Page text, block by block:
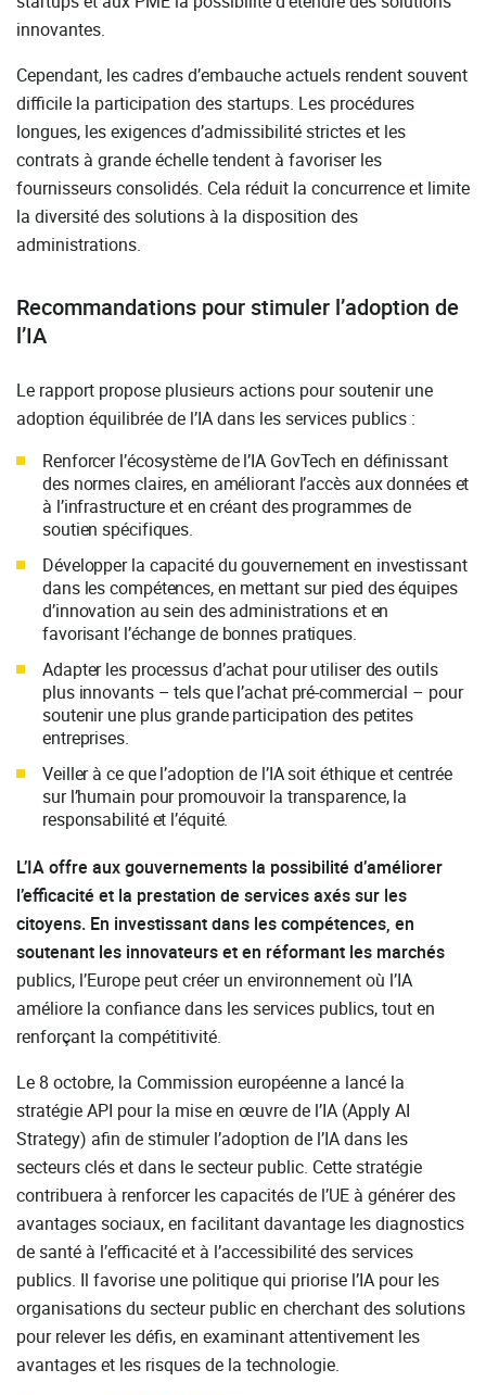
innovantes.
Cependant, les cadres d’embauche actuels rendent souvent
difficile la participation des startups. Les procédures
longues, les exigences d’admissibilité strictes et les
contrats à grande échelle tendent à favoriser les
fournisseurs consolidés. Cela réduit la concurrence et limite
la diversité des solutions à la disposition des
administrations.
Recommandations pour stimuler l’adoption de
l’IA
Le rapport propose plusieurs actions pour soutenir une
adoption équilibrée de l’IA dans les services publics :
Renforcer l’écosystème de l’IA GovTech en définissant
des normes claires, en améliorant l’accès aux données et
à l’infrastructure et en créant des programmes de
soutien spécifiques.
Développer la capacité du gouvernement en investissant
dans les compétences, en mettant sur pied des équipes
d’innovation au sein des administrations et en
favorisant l’échange de bonnes pratiques.
Adapter les processus d’achat pour utiliser des outils
plus innovants – tels que l’achat pré-commercial – pour
soutenir une plus grande participation des petites
entreprises.
Veiller à ce que l’adoption de l’IA soit éthique et centrée
sur l’humain pour promouvoir la transparence, la
responsabilité et l’équité.
L’IA offre aux gouvernements la possibilité d’améliorer
l’efficacité et la prestation de services axés sur les
citoyens. En investissant dans les compétences, en
soutenant les innovateurs et en réformant les marchés
publics, l’Europe peut créer un environnement où l’IA
améliore la confiance dans les services publics, tout en
renforçant la compétitivité.
Le 8 octobre, la Commission européenne a lancé la
stratégie API pour la mise en œuvre de l’IA (Apply AI
Strategy) afin de stimuler l’adoption de l’IA dans les
secteurs clés et dans le secteur public. Cette stratégie
contribuera à renforcer les capacités de l’UE à générer des
avantages sociaux, en facilitant davantage les diagnostics
de santé à l’efficacité et à l’accessibilité des services
publics. Il favorise une politique qui priorise l’IA pour les
organisations du secteur public en cherchant des solutions
pour relever les défis, en examinant attentivement les
avantages et les risques de la technologie.